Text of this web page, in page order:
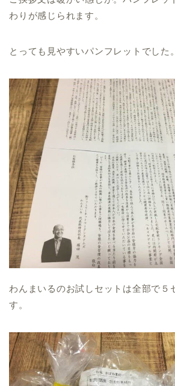
わりが感じられます。
とっても見やすいパンフレットでした。
わんまいるのお試しセットは全部で５
す。